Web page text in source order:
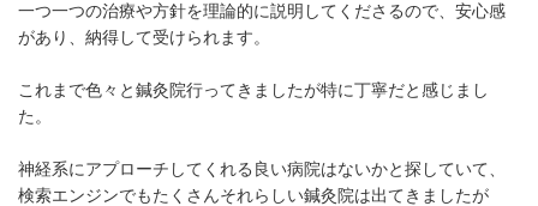
一つ一つの治療や方針を理論的に説明してくださるので、安心感
があり、納得して受けられます。
これまで色々と鍼灸院行ってきましたが特に丁寧だと感じまし
た。
神経系にアプローチしてくれる良い病院はないかと探していて、
検索エンジンでもたくさんそれらしい鍼灸院は出てきましたが